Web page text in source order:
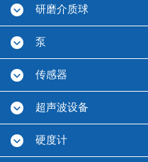
研磨介质球
泵
传感器
超声波设备
硬度计